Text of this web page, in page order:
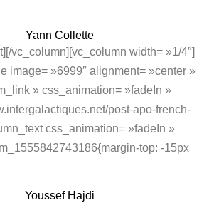
Yann Collette
vc_column][vc_column width= »1/4″]
image= »6999″ alignment= »center »
» css_animation= »fadeIn »
post-apo-french-
css_animation= »fadeIn »
top: -15px
Youssef Hajdi